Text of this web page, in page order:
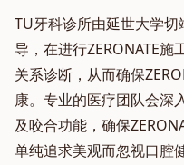
TU牙科诊所由延世大学
导，在进行ZERONATE
关系诊断，从而确保
康。专业的医疗团队会深
及咬合功能，确保
单纯追求美观而忽视口腔